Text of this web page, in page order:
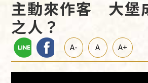
主動來作客 大堡
之人？
A- A A+